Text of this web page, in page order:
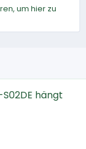
um hier zu
hängt